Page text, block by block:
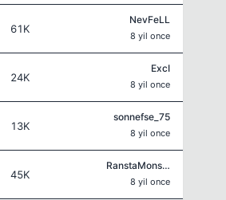
61K
NevFeLL
8 yil once
24K
ExcI
8 yil once
13K
sonnefse_75
8 yil once
45K
RanstaMonsta
8 yil once